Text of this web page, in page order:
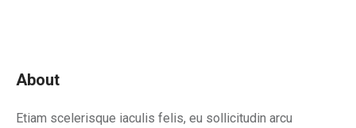
About
Etiam scelerisque iaculis felis, eu sollicitudin arcu